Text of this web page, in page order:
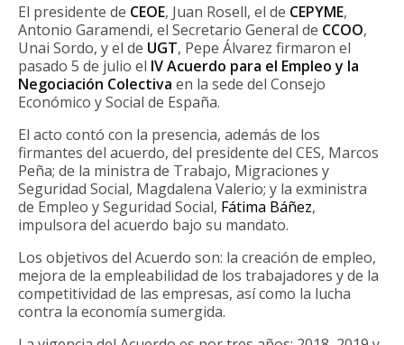
El presidente de CEOE, Juan Rosell, el de CEPYME,
Antonio Garamendi, el Secretario General de CCOO,
Unai Sordo, y el de UGT, Pepe Álvarez firmaron el
pasado 5 de julio el IV Acuerdo para el Empleo y la
Negociación Colectiva en la sede del Consejo
Económico y Social de España.
El acto contó con la presencia, además de los
firmantes del acuerdo, del presidente del CES, Marcos
Peña; de la ministra de Trabajo, Migraciones y
Seguridad Social, Magdalena Valerio; y la exministra
de Empleo y Seguridad Social, Fátima Báñez,
impulsora del acuerdo bajo su mandato.
Los objetivos del Acuerdo son: la creación de empleo,
mejora de la empleabilidad de los trabajadores y de la
competitividad de las empresas, así como la lucha
contra la economía sumergida.